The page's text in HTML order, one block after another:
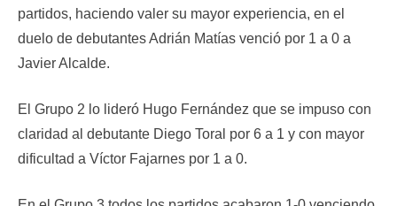
partidos, haciendo valer su mayor experiencia, en el
duelo de debutantes Adrián Matías venció por 1 a 0 a
Javier Alcalde.
El Grupo 2 lo lideró Hugo Fernández que se impuso con
claridad al debutante Diego Toral por 6 a 1 y con mayor
dificultad a Víctor Fajarnes por 1 a 0.